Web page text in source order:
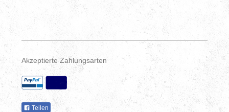
Akzeptierte Zahlungsarten
Teilen